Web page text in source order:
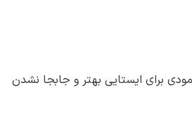
ایستایی بهتر و جابجا نشدن